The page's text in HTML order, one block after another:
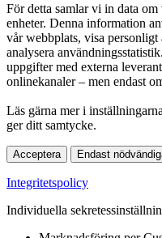
För detta samlar vi in data om
enheter. Denna information
vår webbplats, visa personligt
analysera
uppgifter med externa
onlinekanaler – men endast
Läs gärna mer i
ger ditt samtycke.
Acceptera Endast
Integritetspolicy
Individuella